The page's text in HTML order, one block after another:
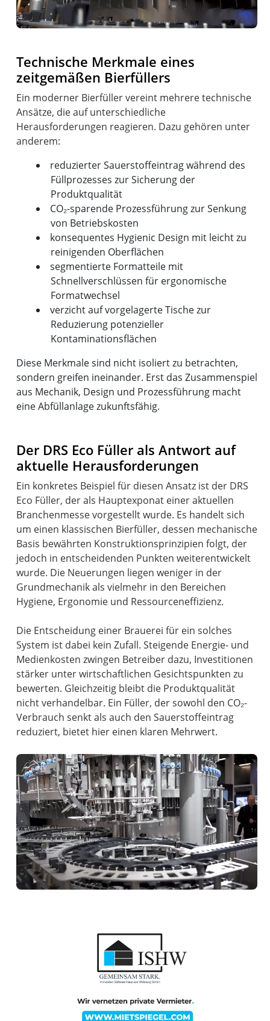
Technische Merkmale eines
zeitgemäßen Bierfüllers
Ein moderner Bierfüller vereint mehrere technische
Ansätze, die auf unterschiedliche
Herausforderungen reagieren. Dazu gehören unter
reduzierter Sauerstoffeintrag während des
Füllprozesses zur Sicherung der
Produktqualität
CO₂-sparende Prozessführung zur Senkung
von Betriebskosten
konsequentes Hygienic Design mit leicht zu
reinigenden Oberflächen
segmentierte Formatteile mit
Schnellverschlüssen für ergonomische
Formatwechsel
verzicht auf vorgelagerte Tische zur
Reduzierung potenzieller
Kontaminationsflächen
Diese Merkmale sind nicht isoliert zu betrachten,
sondern greifen ineinander. Erst das Zusammenspiel
aus Mechanik, Design und Prozessführung macht
eine Abfüllanlage zukunftsfähig.
Der DRS Eco Füller als Antwort auf
aktuelle Herausforderungen
Ein konkretes Beispiel für diesen Ansatz ist der DRS
Eco Füller, der als Hauptexponat einer aktuellen
Branchenmesse vorgestellt wurde. Es handelt sich
um einen klassischen Bierfüller, dessen mechanische
Basis bewährten Konstruktionsprinzipien folgt, der
jedoch in entscheidenden Punkten weiterentwickelt
wurde. Die Neuerungen liegen weniger in der
Grundmechanik als vielmehr in den Bereichen
Hygiene, Ergonomie und Ressourceneffizienz.
Die Entscheidung einer Brauerei für ein solches
System ist dabei kein Zufall. Steigende Energie- und
Medienkosten zwingen Betreiber dazu, Investitionen
stärker unter wirtschaftlichen Gesichtspunkten zu
bewerten. Gleichzeitig bleibt die Produktqualität
nicht verhandelbar. Ein Füller, der sowohl den CO₂-
Verbrauch senkt als auch den Sauerstoffeintrag
reduziert, bietet hier einen klaren Mehrwert.